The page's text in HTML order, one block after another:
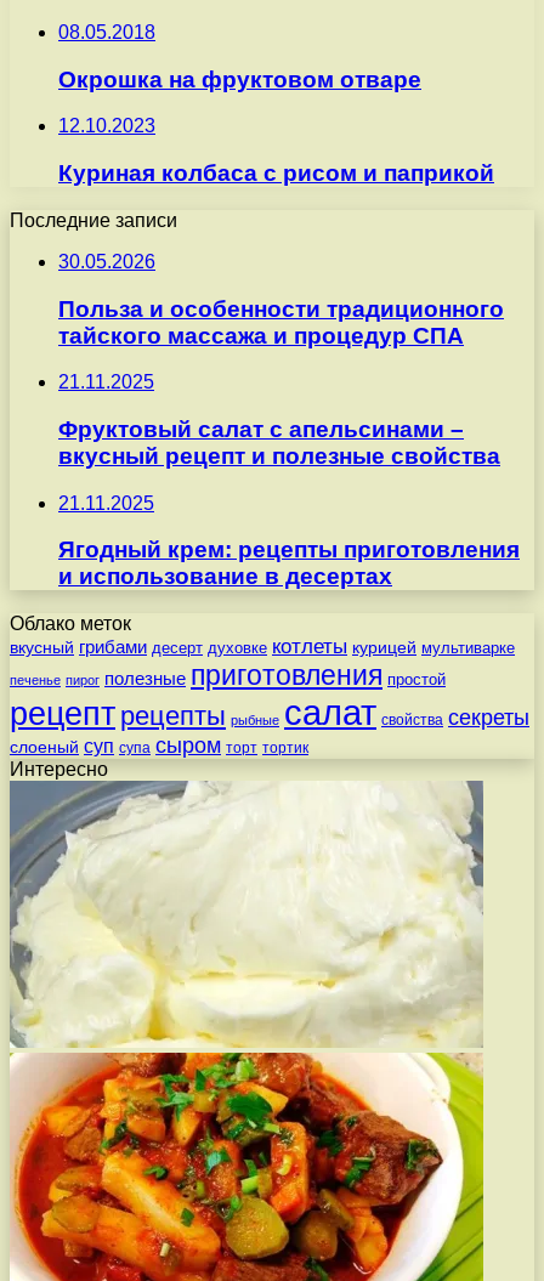
08.05.2018
Окрошка на фруктовом отваре
12.10.2023
Куриная колбаса с рисом и паприкой
Последние записи
30.05.2026
Польза и особенности традиционного
тайского массажа и процедур СПА
21.11.2025
Фруктовый салат с апельсинами –
вкусный рецепт и полезные свойства
21.11.2025
Ягодный крем: рецепты приготовления
и использование в десертах
Облако меток
вкусный грибами десерт духовке котлеты курицей мультиварке
печенье пирог полезные приготовления простой
рецепт рецепты рыбные салат свойства секреты
слоеный суп супа сыром торт тортик
Интересно